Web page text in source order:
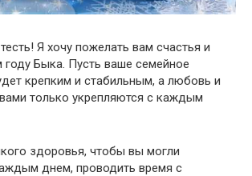
Я хочу пожелать вам счастья и
году Быка. Пусть ваше семейное
крепким и стабильным, а любовь и
только укрепляются с каждым
здоровья, чтобы вы могли
днем, проводить время с